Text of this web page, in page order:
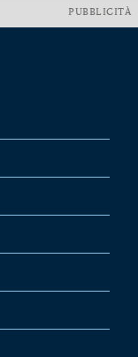
PUBBLICITÀ